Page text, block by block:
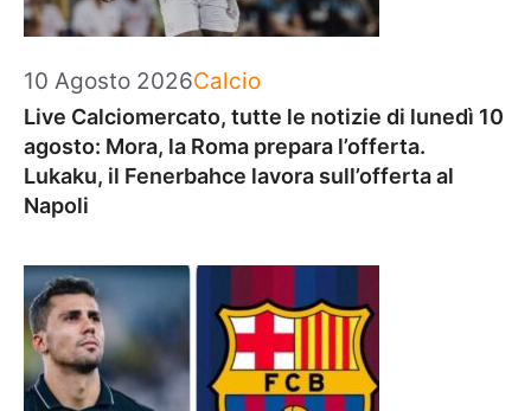
10 Agosto 2026Categorie
Calcio
Live Calciomercato, tutte le notizie di lunedì 10
agosto: Mora, la Roma prepara l’offerta.
Lukaku, il Fenerbahce lavora sull’offerta al
Napoli